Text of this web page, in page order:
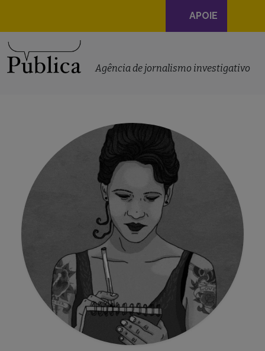
Navegação
principal
APOIE
Agência de jornalismo investigativo